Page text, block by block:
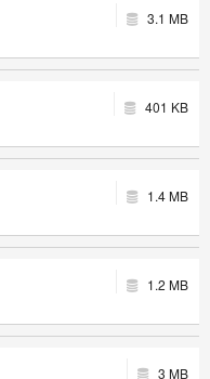
3.1 MB
401 KB
1.4 MB
1.2 MB
3 MB